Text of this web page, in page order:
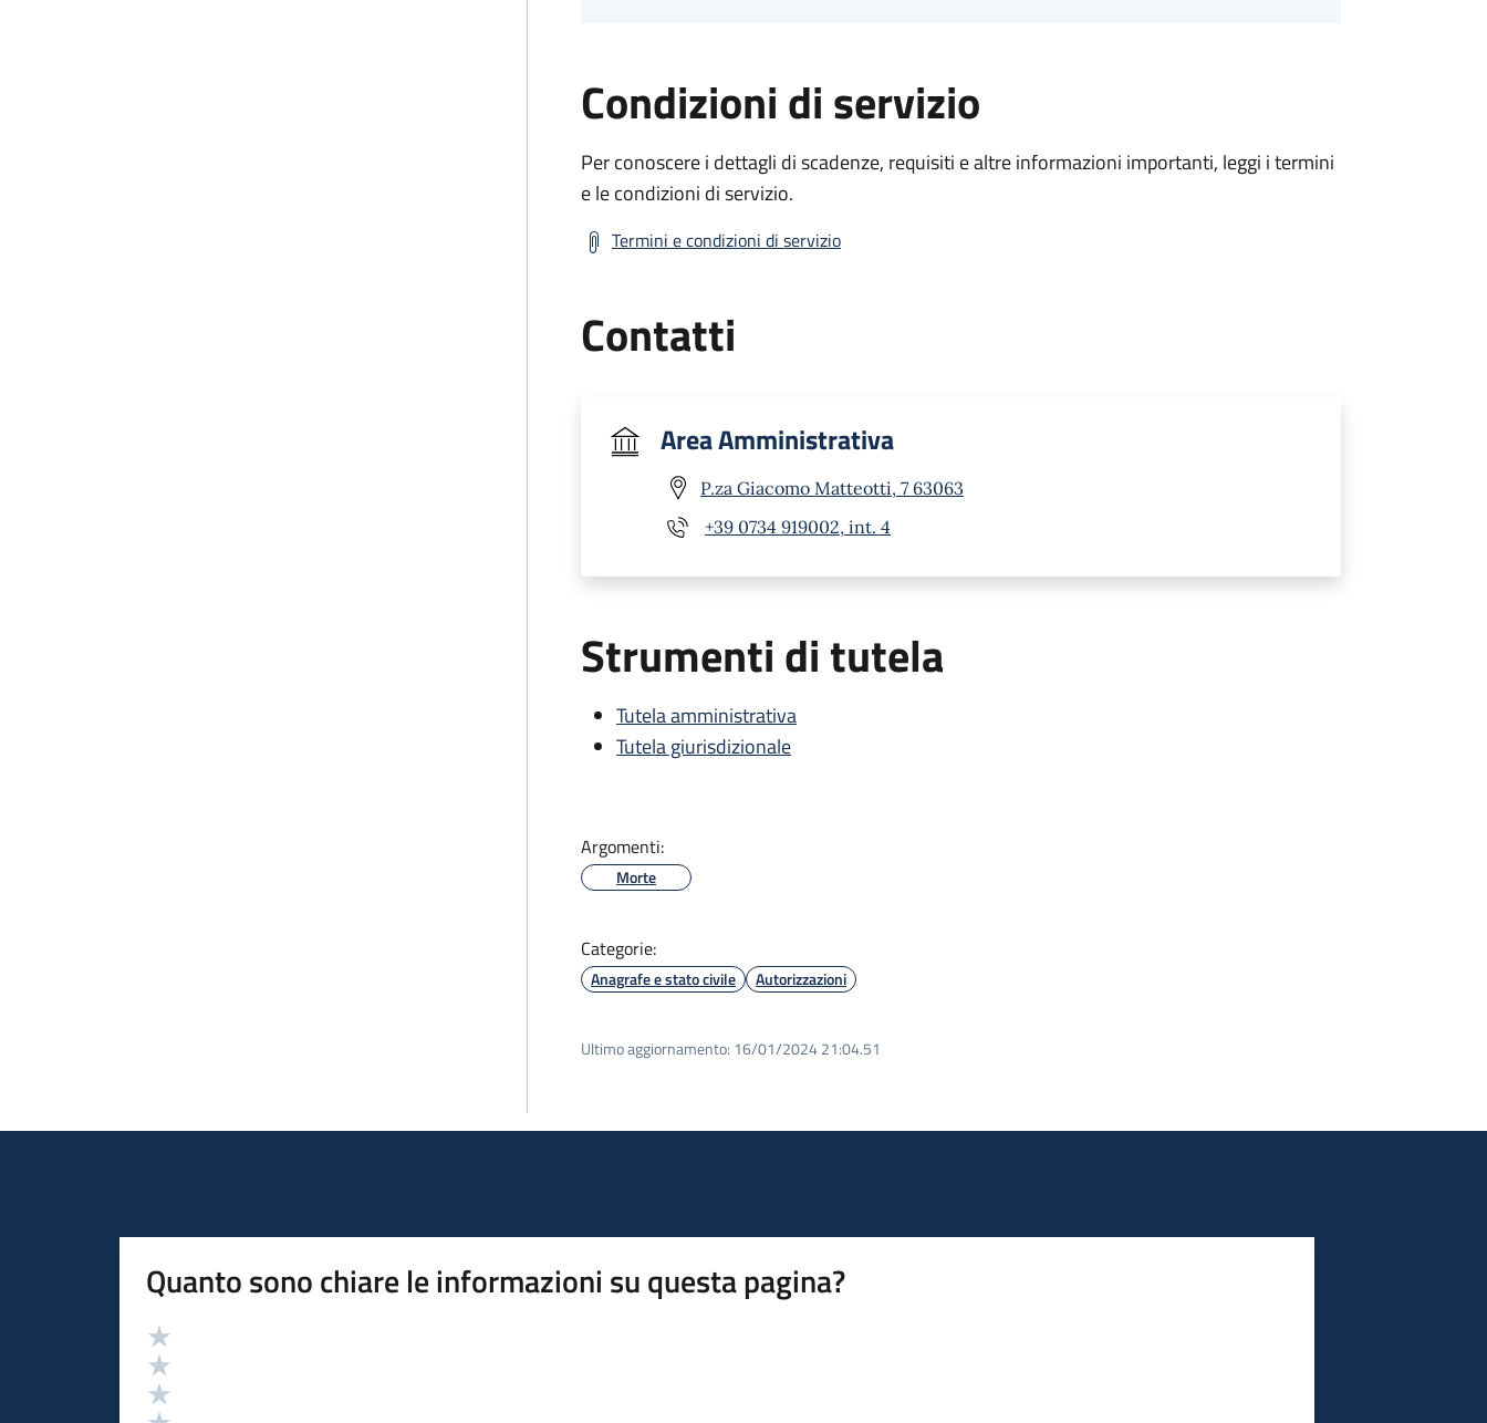
Condizioni di servizio
Per conoscere i dettagli di scadenze, requisiti e altre informazioni importanti, leggi i termini
e le condizioni di servizio.
Termini e condizioni di servizio
Contatti
Area Amministrativa
P.za Giacomo Matteotti, 7 63063
+39 0734 919002, int. 4
Strumenti di tutela
Tutela amministrativa
Tutela giurisdizionale
Argomenti:
Morte
Categorie:
Anagrafe e stato civile Autorizzazioni
Ultimo aggiornamento: 16/01/2024 21:04.51
Quanto sono chiare le informazioni su questa pagina?
Valutazione